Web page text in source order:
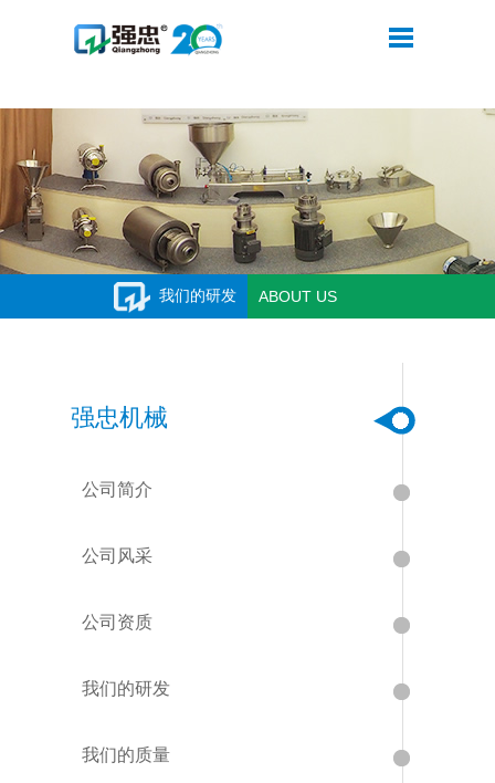
米兰在线注册
我们的研发 ABOUT US
强忠机械
公司简介
公司风采
公司资质
我们的研发
我们的质量